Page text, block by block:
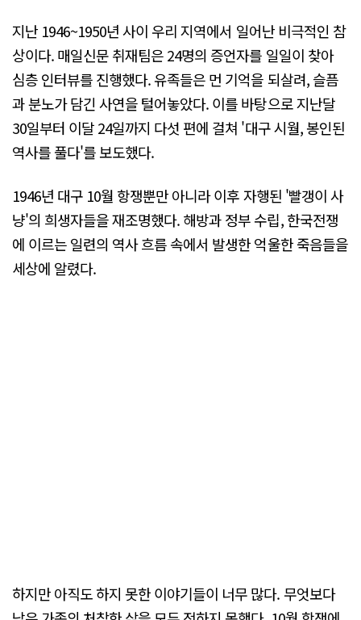
지난 1946~1950년 사이 우리 지역에서 일어난 비극적인 참
상이다. 매일신문 취재팀은 24명의 증언자를 일일이 찾아
심층 인터뷰를 진행했다. 유족들은 먼 기억을 되살려, 슬픔
과 분노가 담긴 사연을 털어놓았다. 이를 바탕으로 지난달
30일부터 이달 24일까지 다섯 편에 걸쳐 '대구 시월, 봉인된
역사를 풀다'를 보도했다.
1946년 대구 10월 항쟁뿐만 아니라 이후 자행된 '빨갱이 사
냥'의 희생자들을 재조명했다. 해방과 정부 수립, 한국전쟁
에 이르는 일련의 역사 흐름 속에서 발생한 억울한 죽음들을
세상에 알렸다.
하지만 아직도 하지 못한 이야기들이 너무 많다. 무엇보다